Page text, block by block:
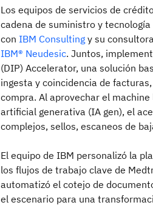
Los equipos de servicios de
cadena de suministro y
con IBM Consulting y su
IBM® Neudesic. Juntos,
(DIP) Accelerator, una solución
ingesta y coincidencia de
compra. Al aprovechar el
artificial generativa (IA gen), el
complejos, sellos, escaneos de
El equipo de IBM personalizó la
los flujos de trabajo clave de
automatizó el cotejo de
el escenario para una